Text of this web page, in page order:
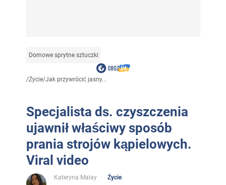
Domowe sprytne sztuczki
/Życie/Jak przywrócić jasny...
Specjalista ds. czyszczenia
ujawnił właściwy sposób
prania strojów kąpielowych.
Viral video
Kateryna Malay
Życie